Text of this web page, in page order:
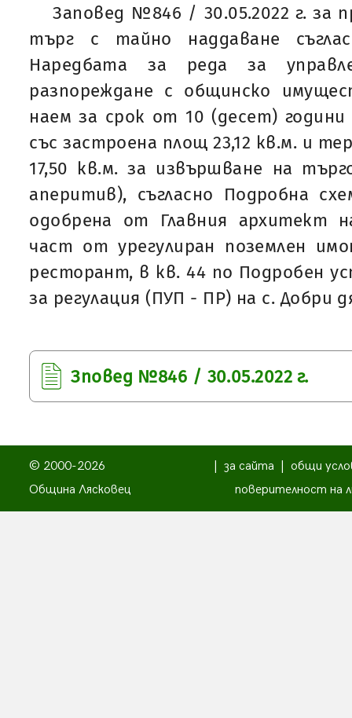
Заповед №846 / 30.05.2022 г. за
търг с тайно наддаване
Наредбата за реда за
разпореждане с общинско
наем за срок от 10 (десет)
със застроена площ 23,12 кв.м. и
17,50 кв.м. за извършване на
аперитив), съгласно Подробна
одобрена от Главния архитект
част от урегулиран поземлен
ресторант, в кв. 44 по Подробен
за регулация (ПУП - ПР) на с. Добри
Зповед №846 / 30.05.2022 г.
© 2000-2026
Община Лясковец
за сайта
общи
поверителност на